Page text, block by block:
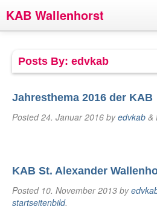
KAB Wallenhorst
Termine
Ansprechpartner
Posts By: edvkab
Jahresthema 2016 der KAB
Posted24. Januar 2016 byedvkab &
KAB St. Alexander
Posted 10. November 2013 by
startseitenbild.